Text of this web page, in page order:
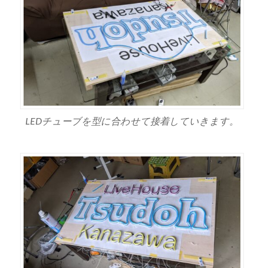
LEDチューブを型に合わせて接着していきます。